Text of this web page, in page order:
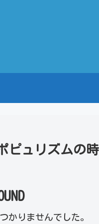
ピュリズムの
かりませんでした。